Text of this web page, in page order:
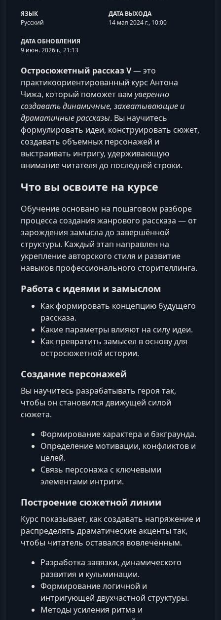
ЯЗЫК
Русский
ДАТА ВЫХОДА
14 мая 2024 г., 10:00
ДАТА ОБНОВЛЕНИЯ
9 июн. 2026 г., 21:13
Остросюжетный рассказ V— это
практикоориентированный курс Антона
Чижа, который поможет вам уверенно
создавать динамичные, захватывающие и
драматичные рассказы. Вы научитесь
формулировать идеи, конструировать сюжет,
создавать объемных персонажей и
выстраивать интригу, удерживающую
внимание читателя до последней строки.
Что вы освоите на курсе
Обучение основано на пошаговом разборе
процесса создания жанрового рассказа — от
зарождения замысла до завершённой
структуры. Каждый этап направлен на
укрепление авторского стиля и развитие
навыков профессионального сторителлинга.
Работа с идеями и замыслом
Как формировать концепцию будущего
рассказа.
Какие параметры влияют на силу идеи.
Как превратить замысел в основу для
остросюжетной истории.
Создание персонажей
Вы научитесь разрабатывать героя так,
чтобы он становился движущей силой
сюжета.
Формирование характера и бэкграунда.
Определение мотивации, конфликтов и
целей.
Связь персонажа с ключевыми
элементами интриги.
Построение сюжетной линии
Курс показывает, как создавать напряжение и
распределять драматические акценты так,
чтобы читатель оставался вовлечённым.
Разработка завязки, динамического
развития и кульминации.
Формирование логичной и
интригующей двухчастной структуры.
Методы усиления ритма и